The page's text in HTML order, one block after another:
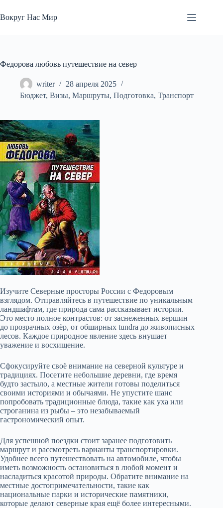
к
сути
Вокруг Нас Мир
Федорова любовь путешествие на север
writer
28 апреля 2025
Бюджет, Визы, Маршруты, Подготовка, Транспорт
Изучите Северные просторы России с Федоровым
взглядом. Отправляйтесь в путешествие по уникальным
ландшафтам, где природа сама рассказывает истории.
Это место полное контрастов: от заснеженных вершин
до прозрачных озёр, от обширных tundra до живописных
лесов. Каждое природное явление здесь внушает
уважение и восхищение.
Сфокусируйте своё внимание на северной культуре и
традициях. Посетите небольшие деревни, где время
будто застыло, а местные жители готовы поделиться
своими историями и обычаями. Не упустите шанс
попробовать традиционные блюда, такие как уха или
строганина из рыбы – это незабываемый
гастрономический опыт.
Для успешной поездки стоит заранее подготовить
маршрут и рассмотреть варианты транспортировки.
Удобнее всего путешествовать на автомобиле, чтобы
иметь возможность остановиться в любой момент и
насладиться красотой природы. Обратите внимание на
местные достопримечательности, такие как
национальные парки и исторические памятники,
которые делают северные края ещё более интересными.